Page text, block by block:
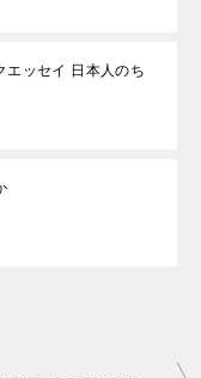
エッセイ 日本人のち